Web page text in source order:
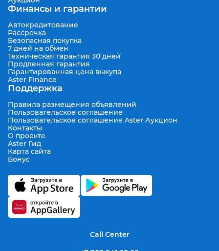
Финансы и гарантии
Автокредитование
Рассрочка
Безопасная покупка
7 дней на обмен
Техническая гарантия 30 дней
Продленная гарантия
Гарантированная цена выкупа
Aster Finance
Поддержка
Правила размещения объявлений
Пользовательское соглашение
Пользовательское соглашение Aster Аукцион
Контакты
О проекте
Aster Гид
Карта сайта
Бонус
Call Center